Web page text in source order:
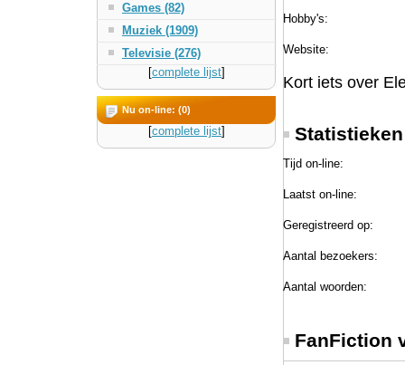
Games (82)
Muziek (1909)
Televisie (276)
[complete lijst]
Nu on-line: (0)
[complete lijst]
Hobby's:
Website:
Kort iets over
Tijd on-line:
Laatst on-line:
Geregistreerd op:
Aantal bezoekers:
Aantal woorden:
FanFiction